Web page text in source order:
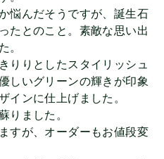
悩んだそうですが、誕生石
たとのこと。素敵な思い出
。
りりとしたスタイリッシュ
しいグリーンの輝きが印象
インに仕上げました。
りました。
すが、オーダーもお値段変